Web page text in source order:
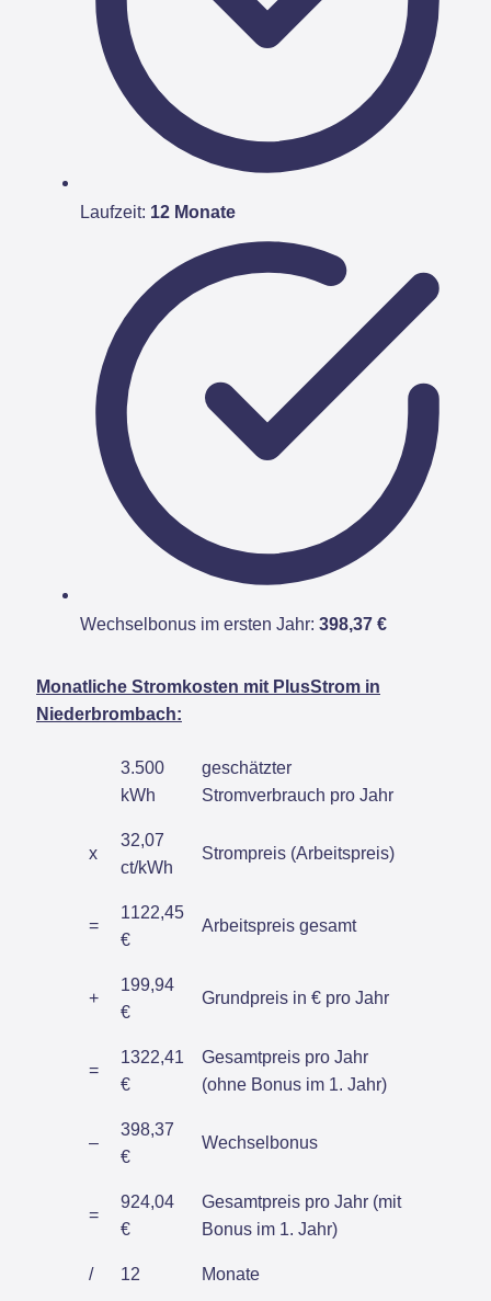
Laufzeit: 12 Monate
Wechselbonus im ersten Jahr: 398,37 €
Monatliche Stromkosten mit PlusStrom in
Niederbrombach:
3.500
kWh
geschätzter
Stromverbrauch pro Jahr
x
32,07
ct/kWh
Strompreis (Arbeitspreis)
=
1122,45
€
Arbeitspreis gesamt
+
199,94
€
Grundpreis in € pro Jahr
=
1322,41
€
Gesamtpreis pro Jahr
(ohne Bonus im 1. Jahr)
–
398,37
€
Wechselbonus
=
924,04
€
Gesamtpreis pro Jahr (mit
Bonus im 1. Jahr)
/ 12 Monate